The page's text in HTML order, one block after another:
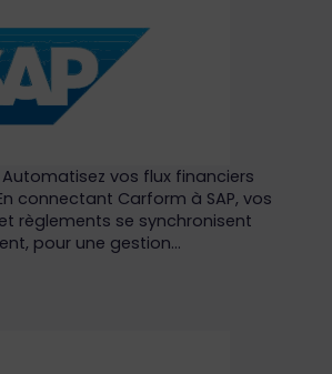
Automatisez vos flux financiers
connectant Carform à SAP, vos
règlements se synchronisent
pour une gestion…